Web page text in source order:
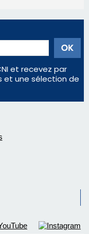
Corse 2026
loges
avant 2081
corses
faux vendeur de
par une